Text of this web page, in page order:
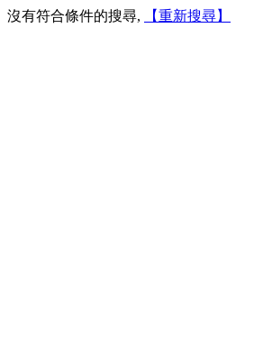
沒有符合條件的搜尋, 【重新搜尋】